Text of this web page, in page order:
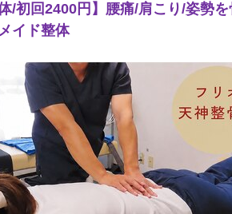
体/初回2400円】腰痛/肩こり/姿勢
イド整体